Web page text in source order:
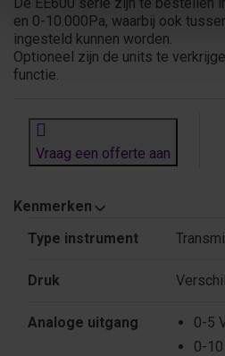
en 0-10.000Pa, waarbij ook
ingesteld kunnen worden.
Optioneel zijn de units te
functie.
Vraag een offerte aan
Kenmerken
Type instrument
Druk
Analoge uitgang
0-5
0-